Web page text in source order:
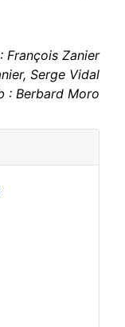
François Zanier
Serge Vidal
: Berbard Moro